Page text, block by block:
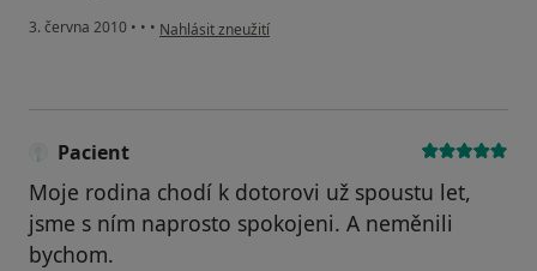
3. června 2010 • • • podle názoru uživatele Pacient
Nahlásit zneužití
Pacient
Moje rodina chodí k dotorovi už spoustu let,
jsme s ním naprosto spokojeni. A neměnili
bychom.